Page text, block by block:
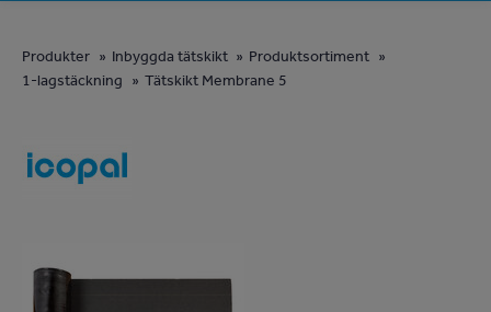
You
are
Produkter Inbyggda tätskikt
Produktsortiment
1-lagstäckning
Tätskikt Membrane 5